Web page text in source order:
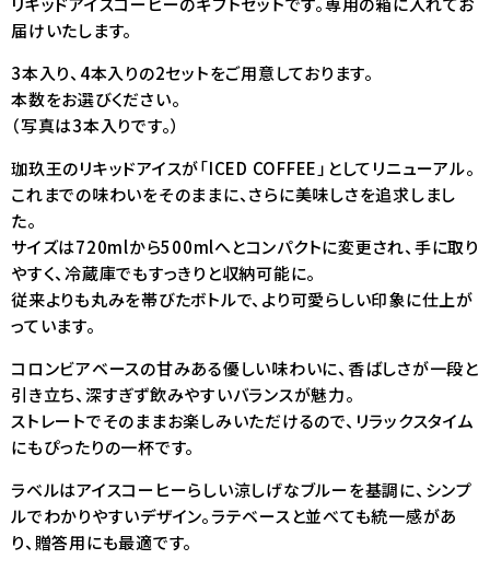
届けいたします。
3本入り、4本入りの2セットをご用意しております。
本数をお選びください。
（写真は3本入りです。）
珈玖王のリキッドアイスが「ICED COFFEE」としてリニューアル。
これまでの味わいをそのままに、さらに美味しさを追求しまし
た。
サイズは720mlから500mlへとコンパクトに変更され、手に取り
やすく、冷蔵庫でもすっきりと収納可能に。
従来よりも丸みを帯びたボトルで、より可愛らしい印象に仕上が
っています。
コロンビアベースの甘みある優しい味わいに、香ばしさが一段と
引き立ち、深すぎず飲みやすいバランスが魅力。
ストレートでそのままお楽しみいただけるので、リラックスタイム
にもぴったりの一杯です。
ラベルはアイスコーヒーらしい涼しげなブルーを基調に、シンプ
ルでわかりやすいデザイン。ラテベースと並べても統一感があ
り、贈答用にも最適です。